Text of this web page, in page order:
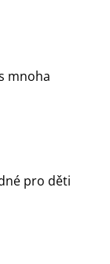
mnoha
pro děti